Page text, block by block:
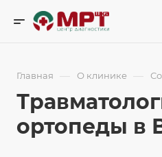
Главная — О клинике —
ортопеды в